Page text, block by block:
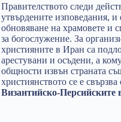
Правителството следи
утвърдените изповедания, и
обновяване на храмовете и
за богослужение. За
християните в Иран са
арестувани и осъдени, а
общности извън страната
християнството се е
Византийско-Персийските